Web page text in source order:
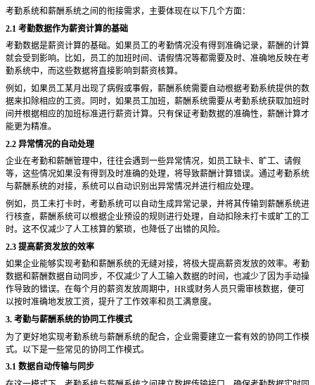
考勤系统和薪酬系统之间的衔接需求，主要体现在以下几个方面：
2.1 考勤数据作为薪资计算的基础
考勤数据是薪资计算的基础。如果员工的考勤情况没有得到准确记录，薪酬的计算
就会受到影响。比如，员工的加班时间、请假情况等都需要及时、准确地反映在考
勤系统中，而这些数据将直接影响到薪资核算。
例如，如果员工某月出现了病假或事假，薪酬系统需要自动根据考勤系统提供的数
据来扣除相应的工资。同时，如果员工加班，薪酬系统需要从考勤系统获取加班时
间并根据相应的加班标准进行薪资计算。只有保证考勤数据的准确性，薪酬计算才
能更为精准。
2.2 异常情况的自动处理
企业在考勤和薪酬管理中，往往会遇到一些异常情况，如员工缺卡、旷工、请假
等，这些情况如果没有得到及时准确的处理，将导致薪酬计算错误。通过考勤系统
与薪酬系统的对接，系统可以自动识别出异常情况并进行相应处理。
例如，员工未打卡时，考勤系统可以自动生成异常记录，并将其传输到薪酬系统进
行核查，薪酬系统可以根据企业预设的规则进行处理，自动扣除未打卡或旷工的工
时。这不仅减少了人工核算的繁琐，也降低了出错的风险。
2.3 提高薪资发放的效率
如果企业能够实现考勤和薪酬系统的无缝对接，将极大提高薪资发放的效率。考勤
数据和薪酬数据自动同步，不仅减少了人工输入数据的时间，也减少了因为手动操
作导致的错误。在每个月的薪资发放周期中， HR或财务人员只需审核数据，便可
以按时准确地发放工资，提升了工作效率和员工满意度。
3. 考勤与薪酬系统的协同工作模式
为了更好地实现考勤系统与薪酬系统的配合，企业需要建立一套有效的协同工作模
式。以下是一些常见的协同工作模式。
3.1 数据自动传输与同步